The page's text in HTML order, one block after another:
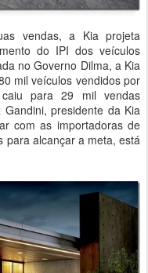
vendas, a Kia projeta
do IPI dos veículos
no Governo Dilma, a Kia
mil veículos vendidos por
para 29 mil vendas
presidente da Kia
com as importadoras de
para alcançar a meta, está